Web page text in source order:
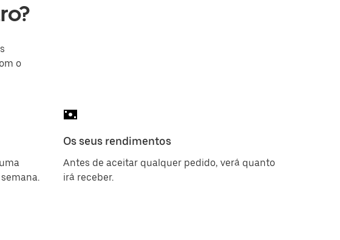
o
Os seus rendimentos
Antes de aceitar qualquer pedido, verá quanto
irá receber.